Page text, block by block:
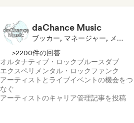
daChance Music
ブッカー, マネージャー, メディア・アウトレット／ジャーナリスト
>2200件の回答
オルタナティブ・ロックブルース ダブ
エクスペリメンタル・ロックファンク
アーティストとライブイベントの機会をつ
なぐ
アーティストのキャリア管理記事を投稿